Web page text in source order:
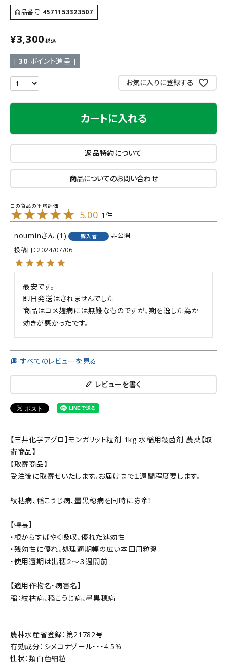
商品番号 4571153323507
¥3,300 税込
[ 30 ポイント進呈 ]
お気に入りに登録する
カートに入れる
返品特約について
商品についてのお問い合わせ
5.00 1
noumin 1 購入者
非公開
投稿日 2024/07/06
最安です。
即日発送はされませんでした
商品はコメ麹病には無難なものですが、期を逸した為か
効きが悪かったです。
すべてのレビューを見る
レビューを書く
【三井化学アグロ】モンガリット粒剤 1kg 水稲用殺菌剤 農薬【取
寄商品】
【取寄商品】
受注後に取寄せいたします。お届けまで１週間程度要します。
紋枯病、稲こうじ病、墨黒穂病を同時に防除！
【特長】
・根からすばやく吸収、優れた速効性
・残効性に優れ、処理適期幅の広い本田用粒剤
・使用適期は出穂２～３週間前
【適用作物名・病害名】
稲：紋枯病、稲こうじ病、墨黒穂病
農林水産省登録：第21782号
有効成分：シメコナゾール・・・4.5%
性状：類白色細粒